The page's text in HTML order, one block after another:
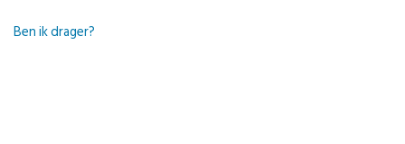
Ben ik drager?